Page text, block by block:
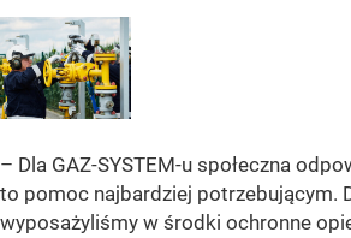
– Dla GAZ-SYSTEM-u społeczna
to pomoc najbardziej potrzebującym.
wyposażyliśmy w środki ochronne